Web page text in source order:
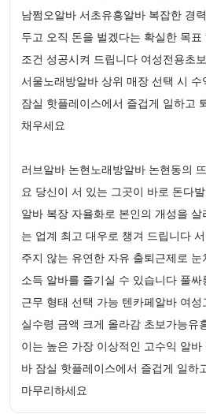
남쩜오알바 서초유흥알바 복잡한 경
두고 오직 돈을 벌겠다는 확실한 목
조건 성공시켜 드립니다 여성전용초
서울노래방알바 상위 매장 선택 시
잠실 핫플레이스에서 즐겁게 일하고
채우세요
러브알바 논현노래방알바 논현동의
요 당신이 서 있는 그곳이 바로 돈다
알바 복장 자율화로 본인의 개성을
는 업계 최고 대우로 챙겨 드립니다
주지 않는 유연한 자유 출퇴근제로
소득 알바를 즐기실 수 있습니다 풀
근무 형태 선택 가능 텐카페알바 여
실수령 금액 크게 올라감 초보가능유
이는 높은 가장 이상적인 고수익 알
바 잠실 핫플레이스에서 즐겁게 일하
마무리하세요